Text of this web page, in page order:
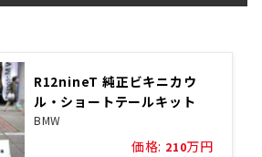
R12nineT 純正ビキニカウ
ル・ショートテールキット
BMW
価格: 210万円